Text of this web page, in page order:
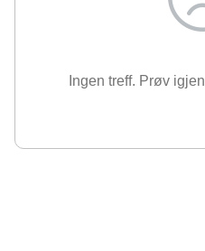
Ingen treff. Prøv